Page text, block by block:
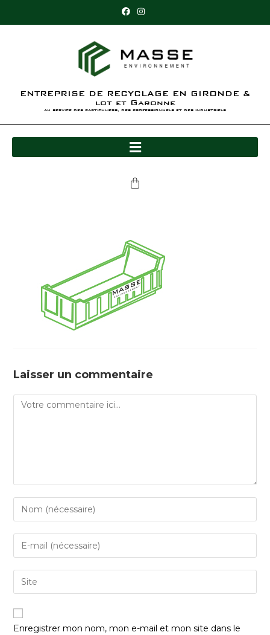
ENTREPRISE DE RECYCLAGE EN GIRONDE &
lot et Garonne
au service des particuliers, des professionnels et des industriels
Laisser un commentaire
Enregistrer mon nom, mon e-mail et mon site dans le